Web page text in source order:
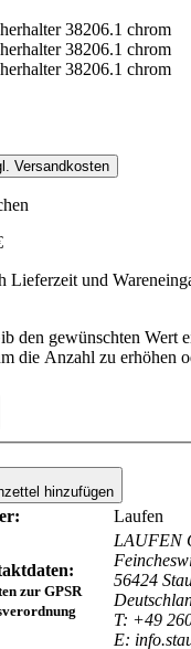
Versandkosten
Lieferzeit und
den gewünschten Wert
die Anzahl zu erhöhen
hinzufügen
Laufen
zur GPSR
LAUFEN
56424
T: +49
E: